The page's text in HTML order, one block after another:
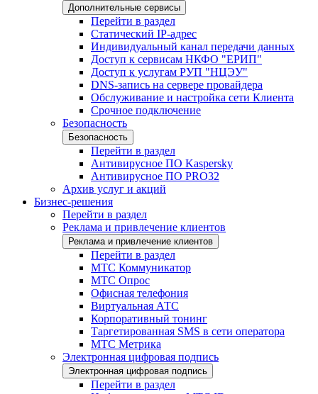
Дополнительные сервисы
Перейти в раздел
Статический IP-адрес
Индивидуальный канал передачи данных
Доступ к сервисам НКФО "ЕРИП"
Доступ к услугам РУП "НЦЭУ"
DNS-запись на сервере провайдера
Обслуживание и настройка сети Клиента
Срочное подключение
Безопасность
Безопасность
Перейти в раздел
Антивирусное ПО Kaspersky
Антивирусное ПО PRO32
Архив услуг и акций
Бизнес-решения
Перейти в раздел
Реклама и привлечение клиентов
Реклама и привлечение клиентов
Перейти в раздел
МТС Коммуникатор
МТС Опрос
Офисная телефония
Виртуальная АТС
Корпоративный тонинг
Таргетированная SMS в сети оператора
МТС Метрика
Электронная цифровая подпись
Электронная цифровая подпись
Перейти в раздел